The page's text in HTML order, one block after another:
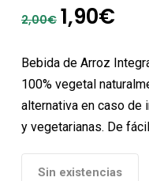
2,00€ El
original
era:
2,00€.
1,90€El
es:
Bebida de Arroz
100% vegetal
alternativa en caso de
y vegetarianas. De
Sin existencias